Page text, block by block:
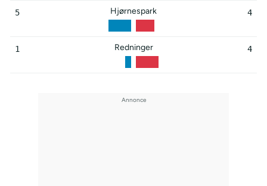
5 Hjørnespark 4
1 Redninger 4